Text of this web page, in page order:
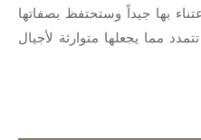
بها جيداً وستحتفظ بصفاتها
مما يجعلها متوارثة لأجيال